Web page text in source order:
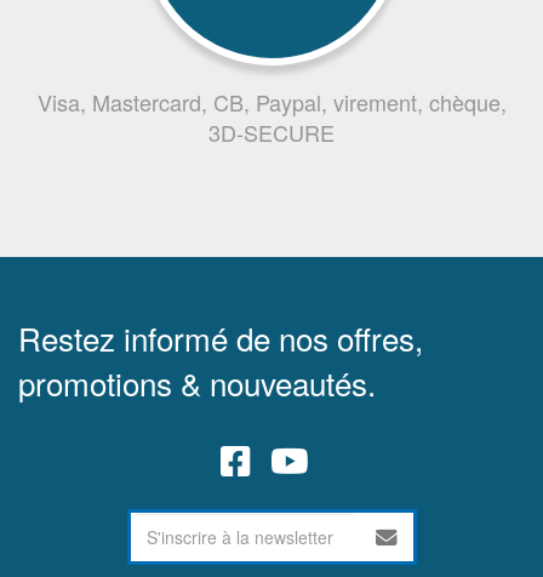
Visa, Mastercard, CB, Paypal, virement, chèque,
3D-SECURE
Restez informé de nos offres,
promotions & nouveautés.